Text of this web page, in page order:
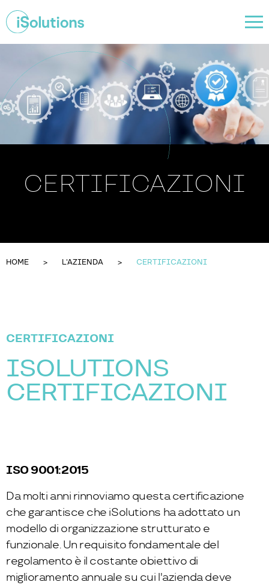
CERTIFICAZIONI
HOME L'AZIENDA CERTIFICAZIONI
CERTIFICAZIONI
ISOLUTIONS
CERTIFICAZIONI
ISO 9001:2015
Da molti anni rinnoviamo questa certificazione
che garantisce che iSolutions ha adottato un
modello di organizzazione strutturato e
funzionale. Un requisito fondamentale del
regolamento è il costante obiettivo di
miglioramento annuale su cui l'azienda deve